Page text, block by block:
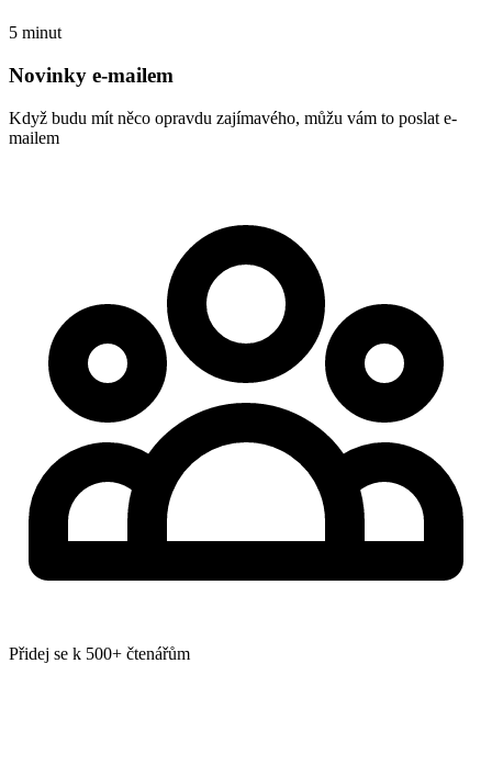
5 minut
Novinky e-mailem
Když budu mít něco opravdu zajímavého, můžu vám to poslat e-
mailem
Přidej se k 500+ čtenářům